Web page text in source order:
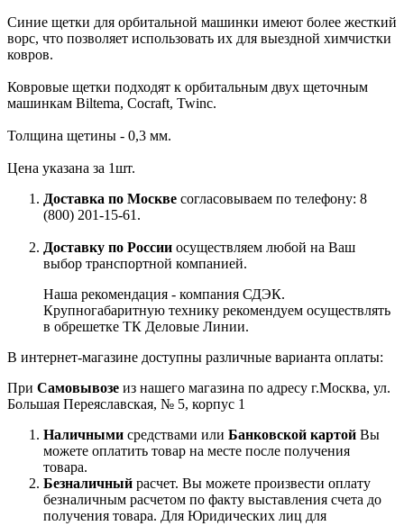
Синие щетки для орбитальной машинки имеют более жесткий
ворс, что позволяет использовать их для выездной химчистки
ковров.
Ковровые щетки подходят к орбитальным двух щеточным
машинкам Biltema, Cocraft, Twinc.
Толщина щетины - 0,3 мм.
Цена указана за 1шт.
Доставка по Москве согласовываем по телефону: 8
(800) 201-15-61.
Доставку по России осуществляем любой на Ваш
выбор транспортной компанией.
Наша рекомендация - компания СДЭК.
Крупногабаритную технику рекомендуем осуществлять
в обрешетке ТК Деловые Линии.
В интернет-магазине доступны различные варианта оплаты:
При Самовывозе из нашего магазина по адресу г.Москва, ул.
Большая Переяславская, № 5, корпус 1
Наличными средствами или Банковской картой Вы
можете оплатить товар на месте после получения
товара.
Безналичный расчет. Вы можете произвести оплату
безналичным расчетом по факту выставления счета до
получения товара. Для Юридических лиц для